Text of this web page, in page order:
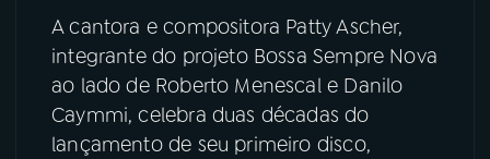
07ÚLTIMAS
08FESTIVAL DE MÚSICA
A cantora e compositora Patty Ascher,
integrante do projeto Bossa Sempre Nova
ao lado de Roberto Menescal e Danilo
Caymmi, celebra duas décadas do
lançamento de seu primeiro disco,